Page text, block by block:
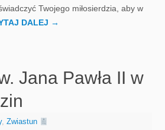
Twojego miłosierdzia, aby w
DALEJ →
Jana Pawła II w
, Zwiastun